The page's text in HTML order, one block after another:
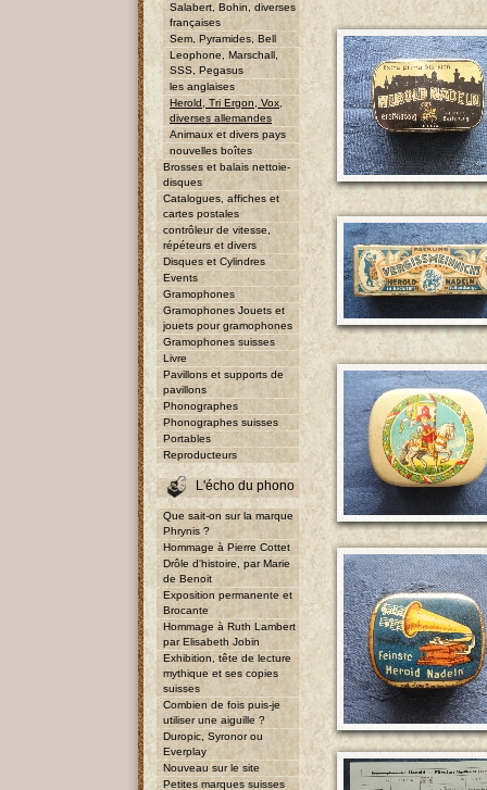
Salabert, Bohin, diverses
françaises
Sem, Pyramides, Bell
Leophone, Marschall,
SSS, Pegasus
les anglaises
Herold, Tri Ergon, Vox,
diverses allemandes
Animaux et divers pays
nouvelles boîtes
Brosses et balais nettoie-
disques
Catalogues, affiches et
cartes postales
contrôleur de vitesse,
répéteurs et divers
Disques et Cylindres
Events
Gramophones
Gramophones Jouets et
jouets pour gramophones
Gramophones suisses
Livre
Pavillons et supports de
pavillons
Phonographes
Phonographes suisses
Portables
Reproducteurs
L'écho du phono
Que sait-on sur la marque
Phrynis ?
Hommage à Pierre Cottet
Drôle d'histoire, par Marie
de Benoit
Exposition permanente et
Brocante
Hommage à Ruth Lambert
par Elisabeth Jobin
Exhibition, tête de lecture
mythique et ses copies
suisses
Combien de fois puis-je
utiliser une aiguille ?
Duropic, Syronor ou
Everplay
Nouveau sur le site
Petites marques suisses